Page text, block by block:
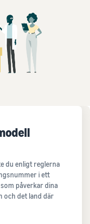
du enligt reglerna
i ett
påverkar dina
och det land där